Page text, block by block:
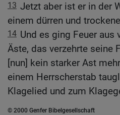
13 Jetzt aber ist er in der
einem dürren und
14 Und es ging Feuer aus
Äste, das verzehrte seine
[nun] kein starker Ast
einem Herrscherstab
Klagelied und zum
© 2000 Genfer Bibelgesellschaft